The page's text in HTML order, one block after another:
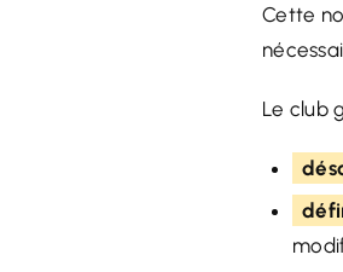
Cette
Le club